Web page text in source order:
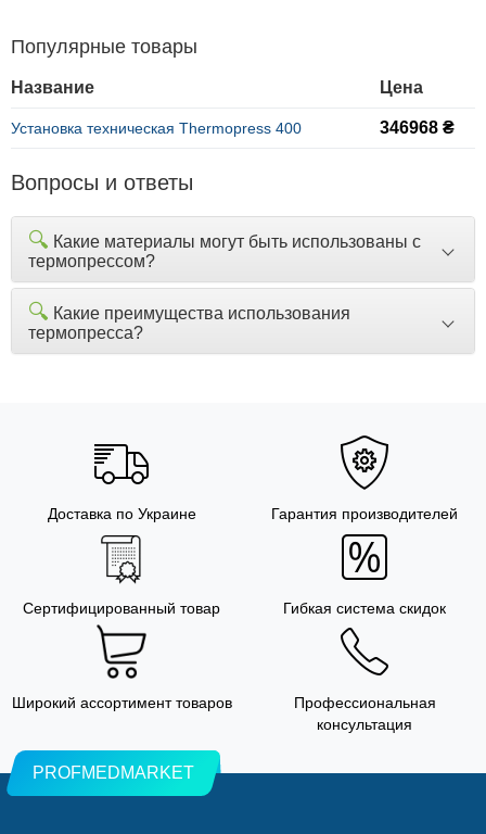
Популярные товары
Название Цена
Установка техническая Thermopress 400 346968 ₴
Вопросы и ответы
🔍 Какие материалы могут быть использованы с
термопрессом?
🔍 Какие преимущества использования
термопресса?
Доставка по Украине Гарантия производителей
Сертифицированный товар Гибкая система скидок
Широкий ассортимент товаров
Профессиональная
консультация
PROFMEDMARKET